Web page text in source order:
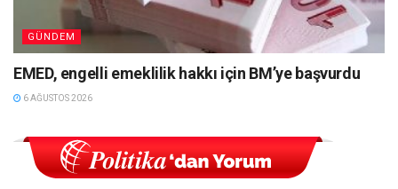
GÜNDEM
EMED, engelli emeklilik hakkı için BM’ye başvurdu
6 AĞUSTOS 2026